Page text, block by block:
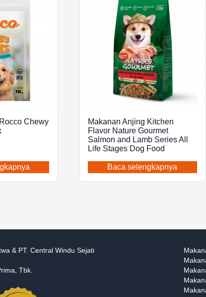
Chewy
Makanan Anjing Kitchen
Flavor Nature Gourmet
Salmon and Lamb Series All
Life Stages Dog Food
Baca selengkapnya
& PT. Central Windu Sejati
Tbk.